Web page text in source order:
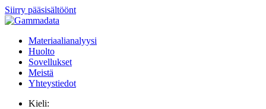
Siirry pääsisältöönt
Materiaalianalyysi
Huolto
Sovellukset
Meistä
Yhteystiedot
Kieli: